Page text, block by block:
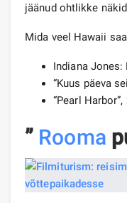
jäänud ohtlikke
Mida veel Hawaii
Indiana Jones:
“Kuus päeva
“Pearl Harbor”,
” Rooma